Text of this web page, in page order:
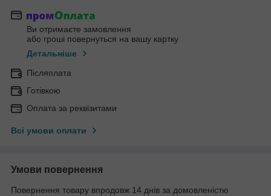
Ви отримаєте замовлення
або гроші повернуться на вашу картку
Детальніше
Післяплата
Готівкою
Оплата за реквізитами
Всі умови оплати
Умови повернення
Повернення товару впродовж 14 днів за домовленістю